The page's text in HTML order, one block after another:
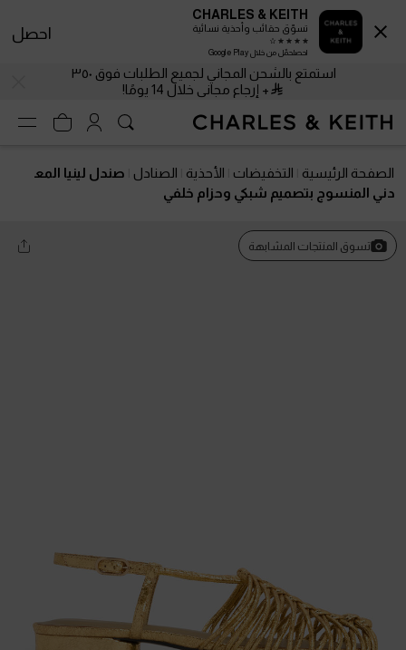
استمتع بالشحن المجاني لجميع الطلبات فوق ٣٥٠
+ إرجاع مجاني خلال 14 يومًا!
الصفحة الرئيسية التخفيضات الأحذية الصنادل
صندل لينيا المع
دني المنسوج بتصميم شبكي وحزام خلفي
تسوق المنتجات المشابهة
CHARLES & KEITH
تسوّق حقائب وأحذية نسائية
احصلحمّل من خلال Google Play
احصل